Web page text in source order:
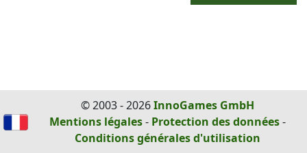
© 2003 - 2026InnoGames GmbH
Mentions légales- Protection des données-
Conditions générales d'utilisation